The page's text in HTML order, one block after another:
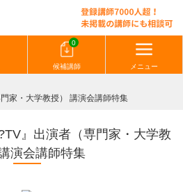
0
候補講師 メニュー
家・大学教授） 講演会講師特集
』出演者（専門家・大学教
演会講師特集